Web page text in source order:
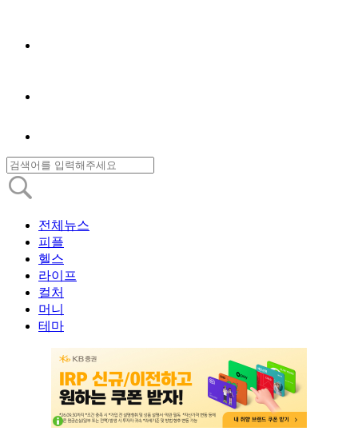
전체뉴스
피플
헬스
라이프
컬처
머니
테마